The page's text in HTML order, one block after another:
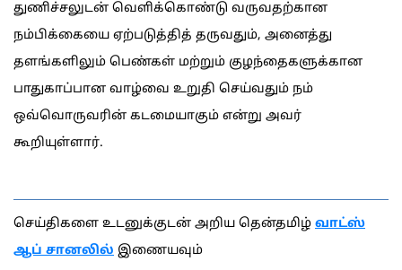
துணிச்சலுடன் வெளிக்கொண்டு வருவதற்கான
நம்பிக்கையை ஏற்படுத்தித் தருவதும், அனைத்து
தளங்களிலும் பெண்கள் மற்றும் குழந்தைகளுக்கான
பாதுகாப்பான வாழ்வை உறுதி செய்வதும் நம்
ஒவ்வொருவரின் கடமையாகும் என்று அவர்
கூறியுள்ளார்.
செய்திகளை உடனுக்குடன் அறிய தென்தமிழ் வாட்ஸ்
ஆப் சானலில் இணையவும்